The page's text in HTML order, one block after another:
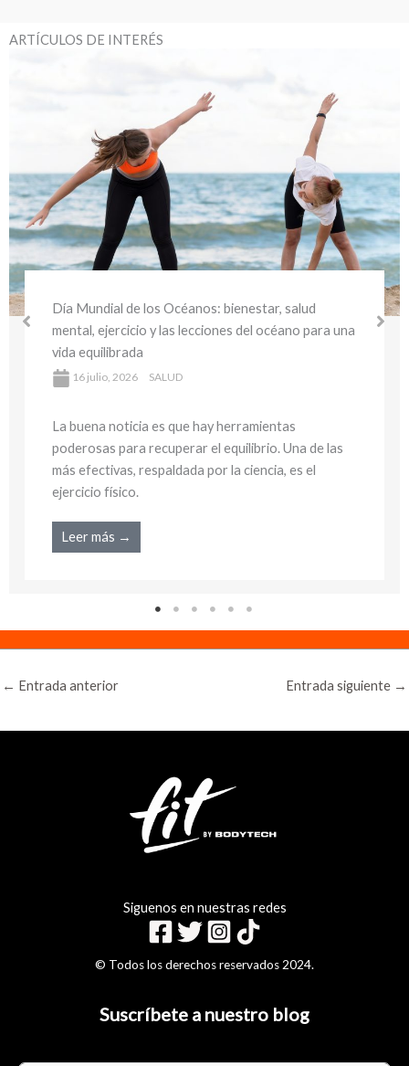
ARTÍCULOS DE INTERÉS
Día Mundial del Medio Ambiente y la Salud:
bienestar sostenible y hábitos saludables para
cuidar tu salud y el planeta
16 julio, 2026
La buena noticia es que hay herramientas
poderosas para recuperar el equilibrio. Una de las
más efectivas, respaldada por la ciencia, es el
ejercicio físico.
Leer más →
← Entrada anterior Entrada siguiente →
Siguenos en nuestras redes
© Todos los derechos reservados 2024.
Suscríbete a nuestro blog